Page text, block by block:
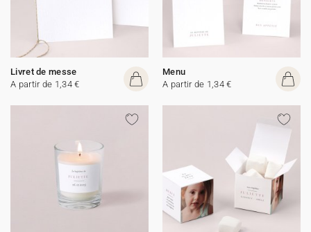
Livret de messe
A partir de 1,34 €
Menu
A partir de 1,34 €